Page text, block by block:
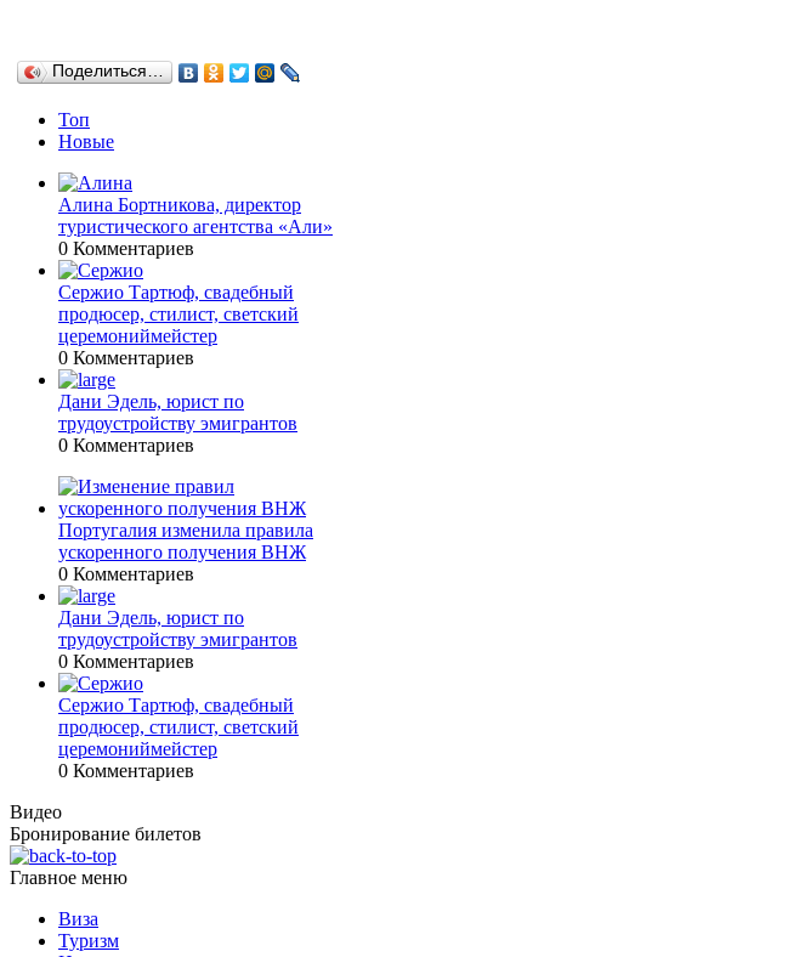
Поделиться…
Топ
Новые
Алина Бортникова, директор
туристического агентства «Али»
0 Комментариев
Сержио Тартюф, свадебный
продюсер, стилист, светский
церемониймейстер
0 Комментариев
Дани Эдель, юрист по
трудоустройству эмигрантов
0 Комментариев
Португалия изменила правила
ускоренного получения ВНЖ
0 Комментариев
Дани Эдель, юрист по
трудоустройству эмигрантов
0 Комментариев
Сержио Тартюф, свадебный
продюсер, стилист, светский
церемониймейстер
0 Комментариев
Видео
Бронирование билетов
Главное меню
Виза
Туризм